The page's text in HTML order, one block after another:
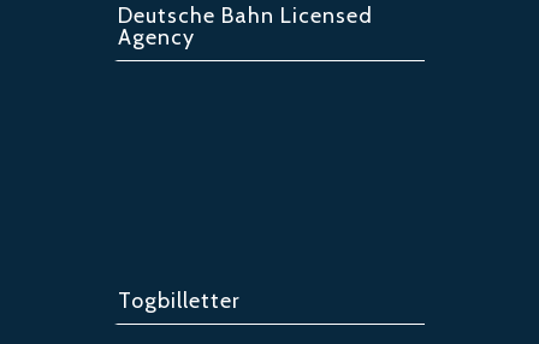
Deutsche Bahn Licensed
Agency
Togbilletter